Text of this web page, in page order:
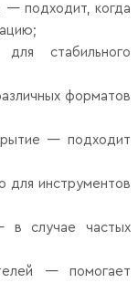
— подходит, когда
стабильного
форматов
— подходит
для инструментов
случае частых
— помогает